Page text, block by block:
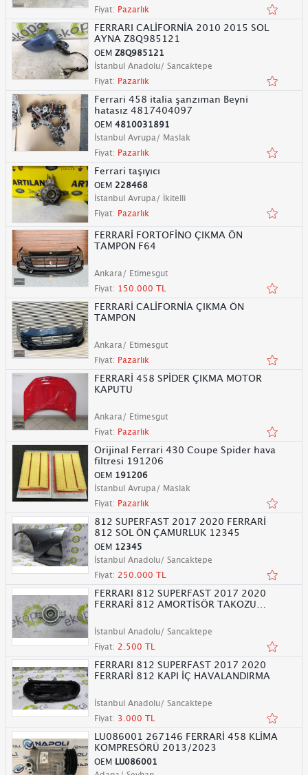
Fiyat: Pazarlık
FERRARI CALİFORNİA 2010 2015 SOL
AYNA Z8Q985121
OEM Z8Q985121
İstanbul Anadolu/ Sancaktepe
Fiyat: Pazarlık
Ferrari 458 italia şanzıman Beyni
hatasız 4817404097
OEM 4810031891
İstanbul Avrupa/ Maslak
Fiyat: Pazarlık
Ferrari taşıyıcı
OEM 228468
İstanbul Avrupa/ İkitelli
Fiyat: Pazarlık
FERRARİ FORTOFİNO ÇIKMA ÖN
TAMPON F64
Ankara/ Etimesgut
Fiyat: 150.000 TL
FERRARİ CALİFORNİA ÇIKMA ÖN
TAMPON
Ankara/ Etimesgut
Fiyat: Pazarlık
FERRARİ 458 SPİDER ÇIKMA MOTOR
KAPUTU
Ankara/ Etimesgut
Fiyat: Pazarlık
Orijinal Ferrari 430 Coupe Spider hava
filtresi 191206
OEM 191206
İstanbul Avrupa/ Maslak
Fiyat: Pazarlık
812 SUPERFAST 2017 2020 FERRARİ
812 SOL ÖN ÇAMURLUK 12345
OEM 12345
İstanbul Anadolu/ Sancaktepe
Fiyat: 250.000 TL
FERRARI 812 SUPERFAST 2017 2020
FERRARİ 812 AMORTİSÖR TAKOZU
İstanbul Anadolu/ Sancaktepe
Fiyat: 2.500 TL
FERRARI 812 SUPERFAST 2017 2020
FERRARİ 812 KAPI İÇ HAVALANDIRMA
İstanbul Anadolu/ Sancaktepe
Fiyat: 3.000 TL
LU086001 267146 FERRARİ 458 KLİMA
KOMPRESÖRÜ 2013/2023
OEM LU086001